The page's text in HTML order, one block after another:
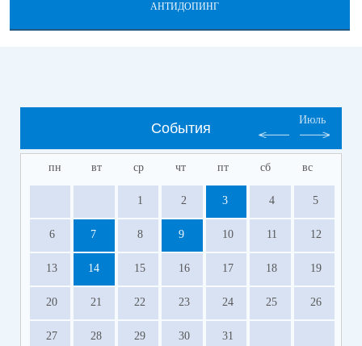
АНТИДОПИНГ
События
Июль
пн вт ср чт пт сб вс
1 2 3 4 5
6 7 8 9 10 11 12
13 14 15 16 17 18 19
20 21 22 23 24 25 26
27 28 29 30 31